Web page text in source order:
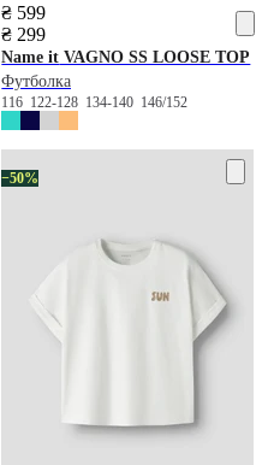
₴ 599
₴ 299
Name it VAGNO SS LOOSE TOP
Футболка
116 122-128 134-140 146/152
−50%